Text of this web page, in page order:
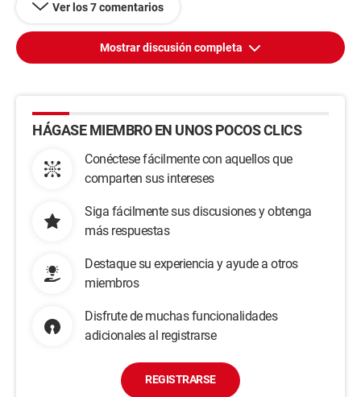
Ver los 7 comentarios
Mostrar discusión completa
HÁGASE MIEMBRO EN UNOS POCOS CLICS
Conéctese fácilmente con aquellos que
comparten sus intereses
Siga fácilmente sus discusiones y obtenga
más respuestas
Destaque su experiencia y ayude a otros
miembros
Disfrute de muchas funcionalidades
adicionales al registrarse
REGISTRARSE